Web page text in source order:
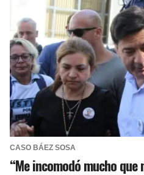
CASO BÁEZ SOSA
“Me incomodó mucho